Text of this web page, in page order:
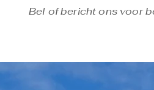
Bel of bericht ons voor